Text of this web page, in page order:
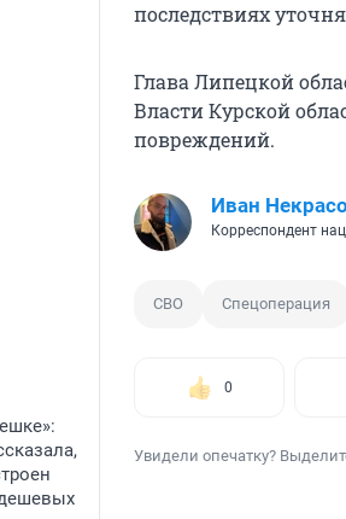
последствиях
Глава Липецкой
Власти Курской
повреждений.
Иван
Корреспондент
СВО Спецоперация
0
Увидели опечатку?